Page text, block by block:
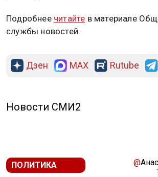
Подробнее читайте в материале
службы новостей.
Дзен MAX Rutube
Новости СМИ2
ПОЛИТИКА @